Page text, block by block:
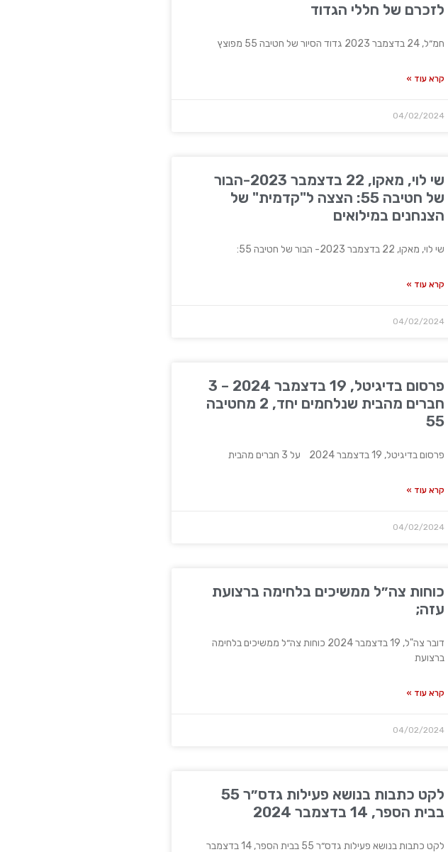
לזכרם של חללי הגדוד
חמ״ל, 24 בדצמבר 2023 גדוד הסיור של חטיבה 55 מפוצץ
קרא עוד »
04/02/2024
שי לוי, מאקו, 22 בדצמבר 2023-הבור
של חטיבה 55: הצצה ל"קדמית" של
הצנחנים במילואים
שי לוי, מאקו, 22 בדצמבר 2023- הבור של חטיבה 55:
קרא עוד »
04/02/2024
פרסום בדיגיטל, 19 בדצמבר 2024 – 3
חברים מהבית שנלחמים יחד, 2 מחטיבה
55
פרסום בדיגיטל, 19 בדצמבר 2024 על 3 חברים מהבית
קרא עוד »
04/02/2024
כוחות צה״ל ממשיכים בלחימה ברצועת
עזה;
דובר צה"ל, 19 בדצמבר 2024 כוחות צה״ל ממשיכים בלחימה
ברצועת
קרא עוד »
04/02/2024
לקט כתבות בנושא פעילות גדס״ר 55
בבית הספר, 14 בדצמבר 2024
לקט כתבות בנושא פעילות גדס״ר 55 בבית הספר, 14 בדצמבר